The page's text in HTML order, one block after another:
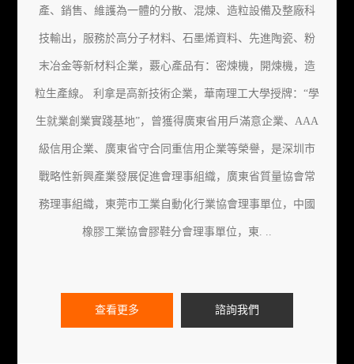
產、銷售、維護為一體的分散、混煉、造粒設備及整廠科
技輸出，服務於高分子材料、石墨烯資料、先進陶瓷、粉
末冶金等新材料企業，覈心產品有：密煉機，開煉機，造
粒生產線。 利拿是高新技術企業，華南理工大學授牌：“學
生就業創業實踐基地”，曾獲得廣東省用戶滿意企業、AAA
級信用企業、廣東省守合同重信用企業等榮譽，是深圳市
戰略性新興產業發展促進會理事組織，廣東省質量協會常
務理事組織，東莞市工業自動化行業協會理事單位，中國
橡膠工業協會膠鞋分會理事單位，東. ..
查看更多 諮詢我們